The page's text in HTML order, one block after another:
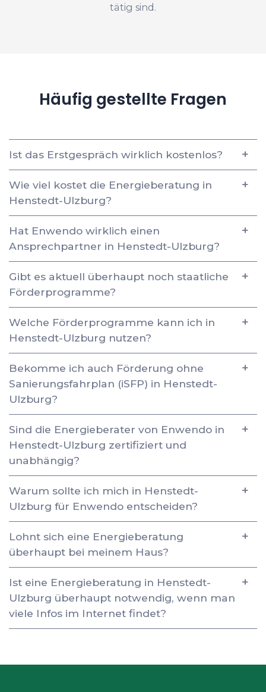
tätig sind.
Häufig gestellte Fragen
Ist das Erstgespräch wirklich kostenlos?
Wie viel kostet die Energieberatung in
Henstedt-Ulzburg?
Hat Enwendo wirklich einen
Ansprechpartner in Henstedt-Ulzburg?
Gibt es aktuell überhaupt noch staatliche
Förderprogramme?
Welche Förderprogramme kann ich in
Henstedt-Ulzburg nutzen?
Bekomme ich auch Förderung ohne
Sanierungsfahrplan (iSFP) in Henstedt-
Ulzburg?
Sind die Energieberater von Enwendo in
Henstedt-Ulzburg zertifiziert und
unabhängig?
Warum sollte ich mich in Henstedt-
Ulzburg für Enwendo entscheiden?
Lohnt sich eine Energieberatung
überhaupt bei meinem Haus?
Ist eine Energieberatung in Henstedt-
Ulzburg überhaupt notwendig, wenn man
viele Infos im Internet findet?